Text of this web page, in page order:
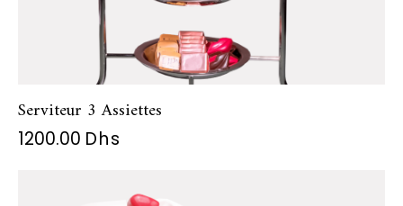
Serviteur 3 Assiettes
1200.00 Dhs